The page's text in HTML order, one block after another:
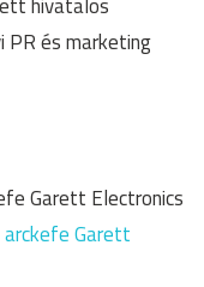
PR és marketing
Garett Electronics
arckefe Garett